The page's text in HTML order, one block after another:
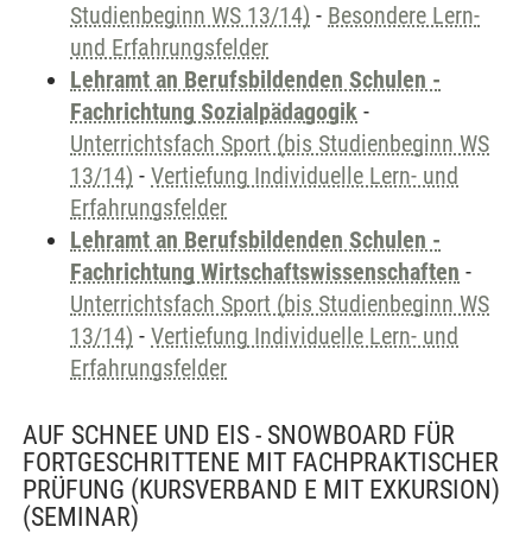
Studienbeginn WS 13/14) - Besondere Lern-
und Erfahrungsfelder
Lehramt an Berufsbildenden Schulen -
Fachrichtung Sozialpädagogik -
Unterrichtsfach Sport (bis Studienbeginn WS
13/14) - Vertiefung Individuelle Lern- und
Erfahrungsfelder
Lehramt an Berufsbildenden Schulen -
Fachrichtung Wirtschaftswissenschaften -
Unterrichtsfach Sport (bis Studienbeginn WS
13/14) - Vertiefung Individuelle Lern- und
Erfahrungsfelder
AUF SCHNEE UND EIS - SNOWBOARD FÜR
FORTGESCHRITTENE MIT FACHPRAKTISCHER
PRÜFUNG (KURSVERBAND E MIT EXKURSION)
(SEMINAR)